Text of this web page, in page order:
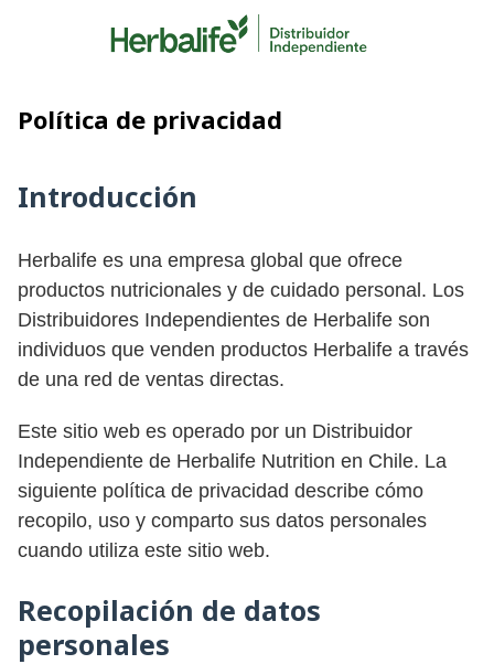
Política de privacidad
Introducción
Herbalife es una empresa global que ofrece
productos nutricionales y de cuidado personal. Los
Distribuidores Independientes de Herbalife son
individuos que venden productos Herbalife a través
de una red de ventas directas.
Este sitio web es operado por un Distribuidor
Independiente de Herbalife Nutrition en Chile. La
siguiente política de privacidad describe cómo
recopilo, uso y comparto sus datos personales
cuando utiliza este sitio web.
Recopilación de datos
personales